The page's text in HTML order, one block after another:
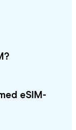
eSIM-